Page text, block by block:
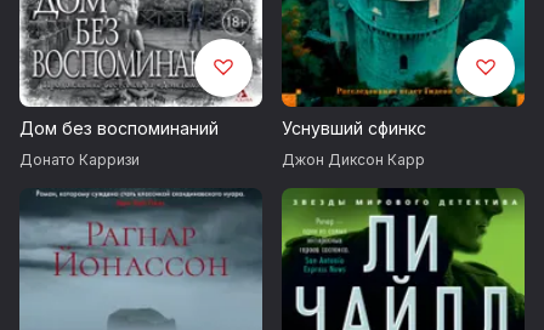
Дом без воспоминаний
Донато Карризи
Уснувший сфинкс
Джон Диксон Карр